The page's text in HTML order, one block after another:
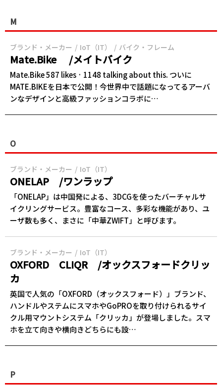
M
ブランド・メーカー IoT（IT） バイク・フレーム
Mate.Bike /メイトバイク
Mate.Bike 587 likes · 1148 talking about this. ついに
MATE.BIKEを日本で公開！今世界中で話題になってるアーバ
ンなデザインと高級ファッションコラボに…
O
ブランド・メーカー IoT（IT）
ONELAP /ワンラップ
「ONELAP」は中国発による、3DCGを使ったバーチャルサ
イクリングサービス。豊富なコース、多彩な機能があり、ユ
ーザ数も多く、まさに「中華ZWIFT」と呼びます。
ブランド・メーカー IoT（IT）
OXFORD CLIQR /オックスフォードクリッ
カ
英国で人気の「OXFORD（オックスフォード）」ブランド、
ハンドルやステムにスマホやGoPROを取り付けられるサイ
クル用マウントシステム「クリッカ」が登場しました。スマ
ホを立て向きや横向きどちらにも設…
P